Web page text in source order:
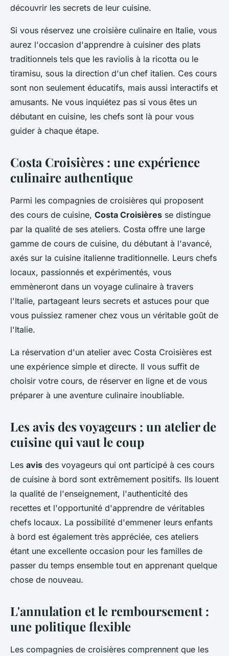
découvrir les secrets de leur cuisine.
Si vous réservez une croisière culinaire en Italie, vous
aurez l'occasion d'apprendre à cuisiner des plats
traditionnels tels que les raviolis à la ricotta ou le
tiramisu, sous la direction d'un chef italien. Ces cours
sont non seulement éducatifs, mais aussi interactifs et
amusants. Ne vous inquiétez pas si vous êtes un
débutant en cuisine, les chefs sont là pour vous
guider à chaque étape.
Costa Croisières : une expérience
culinaire authentique
Parmi les compagnies de croisières qui proposent
des cours de cuisine, Costa Croisières se distingue
par la qualité de ses ateliers. Costa offre une large
gamme de cours de cuisine, du débutant à l'avancé,
axés sur la cuisine italienne traditionnelle. Leurs chefs
locaux, passionnés et expérimentés, vous
emmèneront dans un voyage culinaire à travers
l'Italie, partageant leurs secrets et astuces pour que
vous puissiez ramener chez vous un véritable goût de
l'Italie.
La réservation d'un atelier avec Costa Croisières est
une expérience simple et directe. Il vous suffit de
choisir votre cours, de réserver en ligne et de vous
préparer à une aventure culinaire inoubliable.
Les avis des voyageurs : un atelier de
cuisine qui vaut le coup
Les avis des voyageurs qui ont participé à ces cours
de cuisine à bord sont extrêmement positifs. Ils louent
la qualité de l'enseignement, l'authenticité des
recettes et l'opportunité d'apprendre de véritables
chefs locaux. La possibilité d'emmener leurs enfants
à bord est également très appréciée, ces ateliers
étant une excellente occasion pour les familles de
passer du temps ensemble tout en apprenant quelque
chose de nouveau.
L'annulation et le remboursement :
une politique flexible
Les compagnies de croisières comprennent que les